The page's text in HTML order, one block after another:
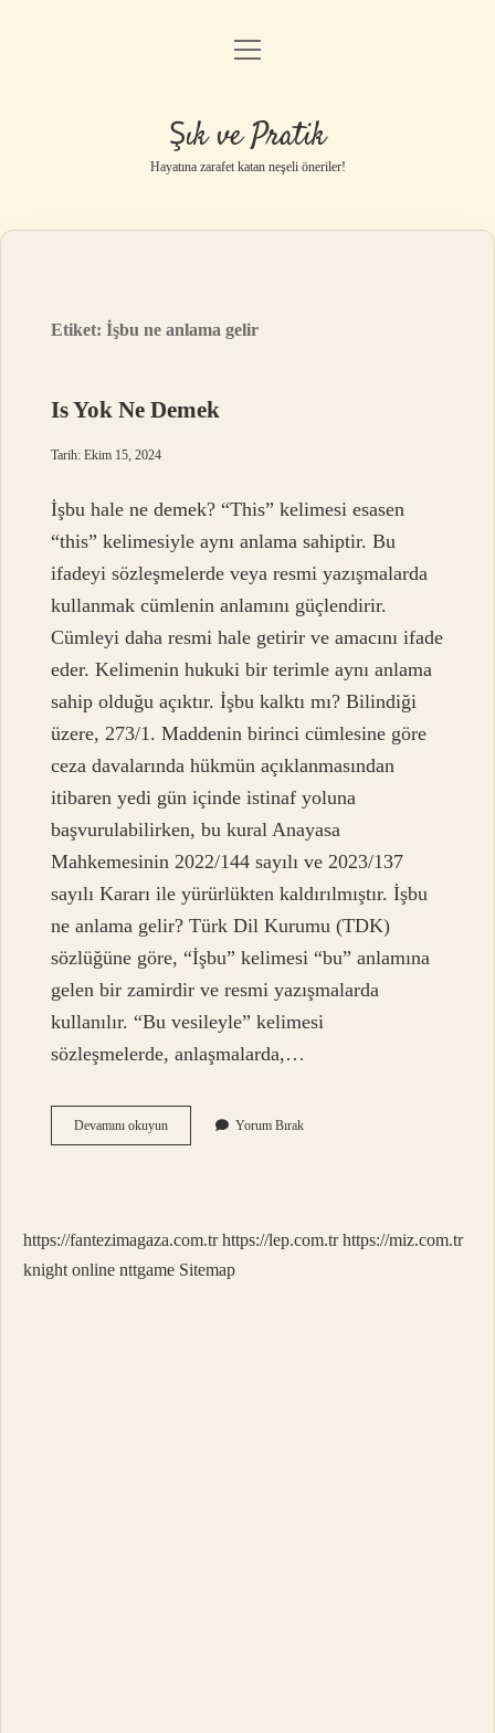
Anasayfa
Yasal Uyarı
menüyü
Şık ve Pratik
Hayatına zarafet katan neşeli öneriler!
Etiket:İşbu ne anlama gelir
Is Yok Ne Demek
Tarih: Ekim 15, 2024
İşbu hale ne demek? “This” kelimesi esasen
“this” kelimesiyle aynı anlama sahiptir. Bu
ifadeyi sözleşmelerde veya resmi yazışmalarda
kullanmak cümlenin anlamını güçlendirir.
Cümleyi daha resmi hale getirir ve amacını ifade
eder. Kelimenin hukuki bir terimle aynı anlama
sahip olduğu açıktır. İşbu kalktı mı? Bilindiği
üzere, 273/1. Maddenin birinci cümlesine göre
ceza davalarında hükmün açıklanmasından
itibaren yedi gün içinde istinaf yoluna
başvurulabilirken, bu kural Anayasa
Mahkemesinin 2022/144 sayılı ve 2023/137
sayılı Kararı ile yürürlükten kaldırılmıştır. İşbu
ne anlama gelir? Türk Dil Kurumu (TDK)
sözlüğüne göre, “İşbu” kelimesi “bu” anlamına
gelen bir zamirdir ve resmi yazışmalarda
kullanılır. “Bu vesileyle” kelimesi
sözleşmelerde, anlaşmalarda,…
Devamını okuyunIs
Yok
Yorum Bırak
https://fantezimagaza.com.tr https://lep.com.tr https://miz.com.tr
knight online nttgame Sitemap